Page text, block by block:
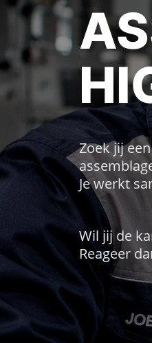
Zoek jij een
Je werkt
Wil jij de
Reageer